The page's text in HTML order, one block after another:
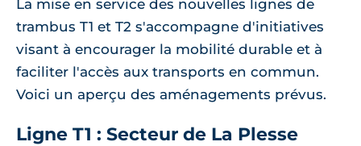
La mise en service des nouvelles lignes de
trambus T1 et T2 s'accompagne d'initiatives
visant à encourager la mobilité durable et à
faciliter l'accès aux transports en commun.
Voici un aperçu des aménagements prévus.
Ligne T1 : Secteur de La Plesse